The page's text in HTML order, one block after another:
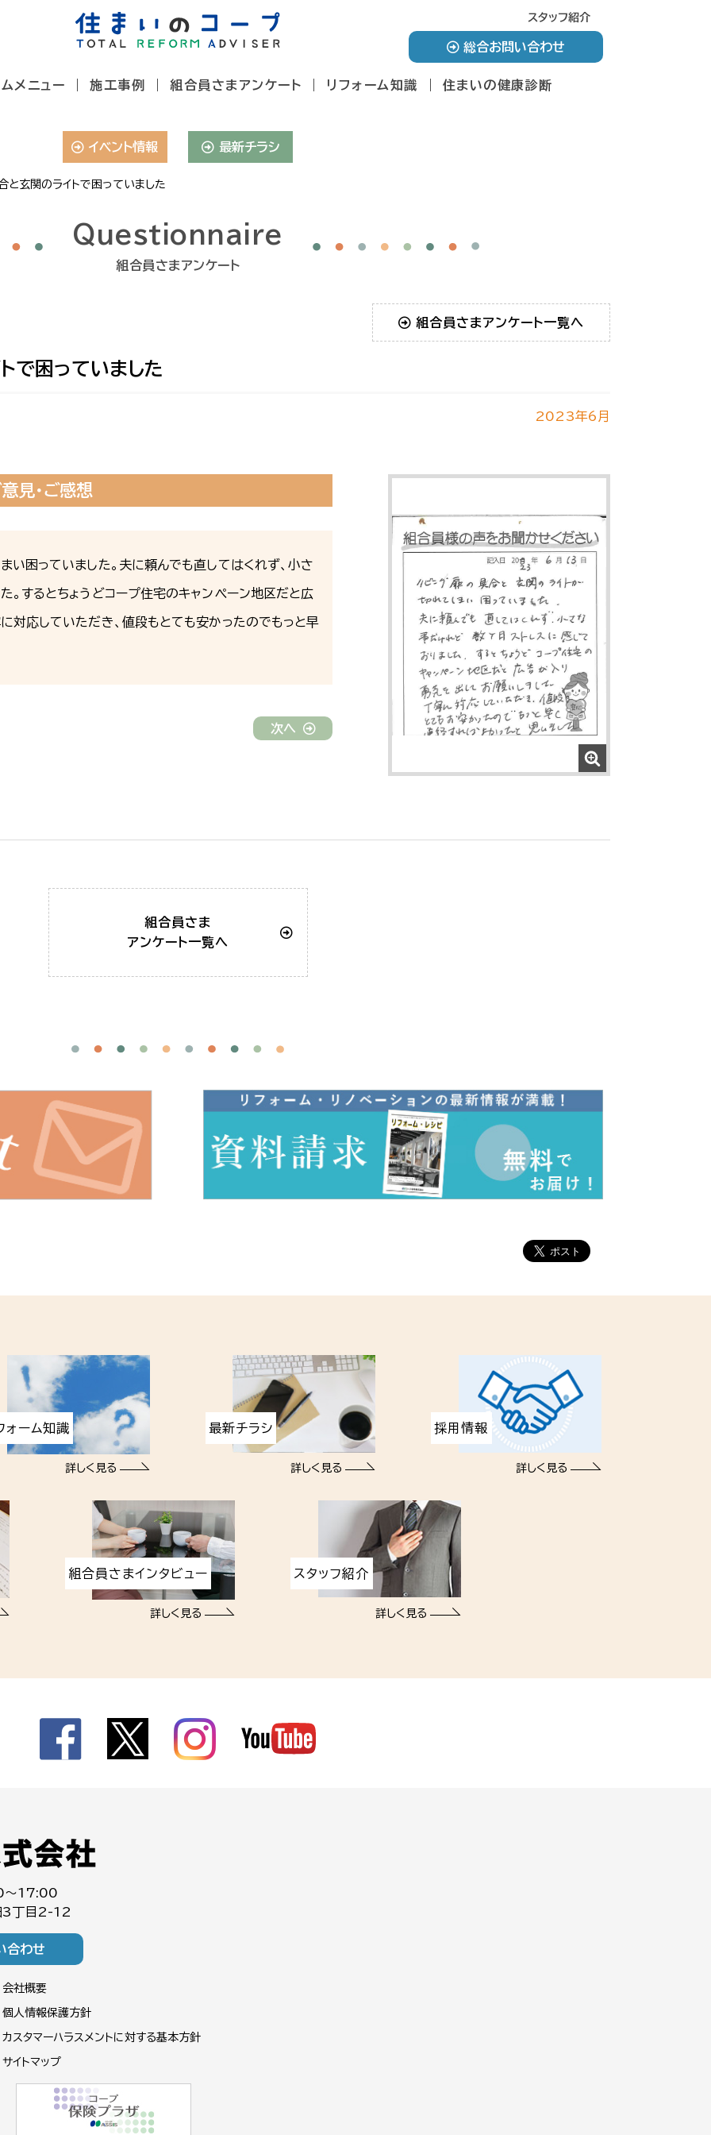
スタッフ紹介
総合お問い合わせ
メニュー 施工事例 組合員さまアンケート リフォーム知識 住まいの健康診断
イベント情報 最新チラシ
と玄関のライトで困っていました
Questionnaire
組合員さまアンケート
組合員さまアンケート一覧へ
で困っていました
2023年6月
見・ご感想
い困っていました。夫に頼んでも直してはくれず、小さ
。するとちょうどコープ住宅のキャンぺーン地区だと広
対応していただき、値段もとても安かったのでもっと早
次へ
組合員さま
アンケート一覧へ
ォーム知識
詳しく見る
最新チラシ
詳しく見る
採用情報
詳しく見る
組合員さまインタビュー
詳しく見る
スタッフ紹介
詳しく見る
～17:00
3丁目2-12
合わせ
会社概要
個人情報保護方針
カスタマーハラスメントに対する基本方針
サイトマップ